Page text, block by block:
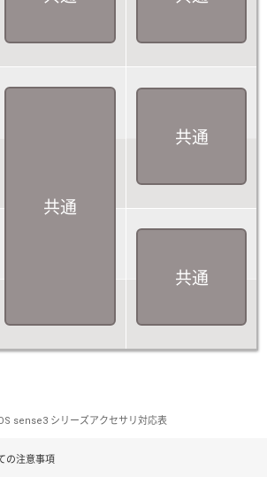
共通
共通
共通
sense3 シリーズアクセサリ対応表
の注意事項